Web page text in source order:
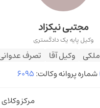
مجتبی نیکزاد
وکیل پایه یک دادگستری
ملکی وکیل آقا
تصرف
شماره پروانه وکالت:6095
مرکز